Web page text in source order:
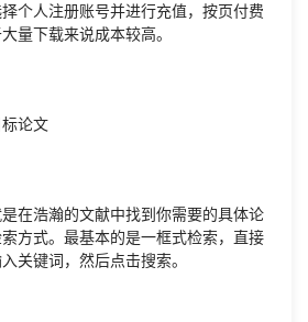
个人注册账号并进行充值，按页付费
量下载来说成本较高。
论文
在浩瀚的文献中找到你需要的具体论
方式。最基本的是一框式检索，直接
关键词，然后点击搜索。